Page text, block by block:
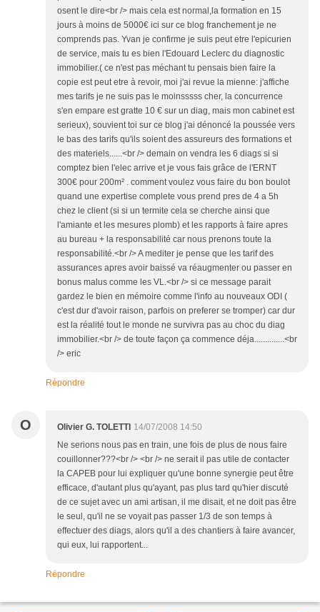
osent le dire<br /> mais cela est normal,la formation en 15
jours à moins de 5000€ ici sur ce blog franchement je ne
comprends pas. Yvan je confirme je suis peut etre l'epicurien
de service, mais tu es bien l'Edouard Leclerc du diagnostic
immobilier.( ce n'est pas méchant tu pensais bien faire la
copie est peut etre à revoir, moi j'ai revue la mienne: j'affiche
mes tarifs je ne suis pas le moinsssss cher, la concurrence
s'en empare est gratte 10 € sur un diag, mais mon cabinet est
serieux), souvient toi sur ce blog j'ai dénoncé la poussée vers
le bas des tarifs qu'ils soient des assureurs des formations et
des materiels......<br /> demain on vendra les 6 diags si si
comptez bien l'elec arrive et je vous fais grâce de l'ERNT
300€ pour 200m² . comment voulez vous faire du bon boulot
quand une expertise complete vous prend pres de 4 a 5h
chez le client (si si un termite cela se cherche ainsi que
l'amiante et les mesures plomb) et les rapports à faire apres
au bureau + la responsabilité car nous prenons toute la
responsabilité.<br /> A mediter je pense que les tarif des
assurances apres avoir baissé va réaugmenter ou passer en
bonus malus comme les VL.<br /> si ce message parait
gardez le bien en mémoire comme l'info au nouveaux ODI (
c'est dur d'avoir raison, parfois on preferer se tromper) car dur
est la réalité tout le monde ne survivra pas au choc du diag
immobilier.<br /> de toute façon ça commence déja..............<br
/> eric
Répondre
O Olivier G. TOLETTI 14/07/2008 14:50
Ne serions nous pas en train, une fois de plus de nous faire
couillonner???<br /> <br /> ne serait il pas utile de contacter
la CAPEB pour lui expliquer qu'une bonne synergie peut être
efficace, d'autant plus qu'ayant, pas plus tard qu'hier discuté
de ce sujet avec un ami artisan, il me disait, et ne doit pas être
le seul, qu'il ne se voyait pas passer 1/3 de son temps à
effectuer des diags, alors qu'il a des chantiers à faire avancer,
qui eux, lui rapportent...
Répondre